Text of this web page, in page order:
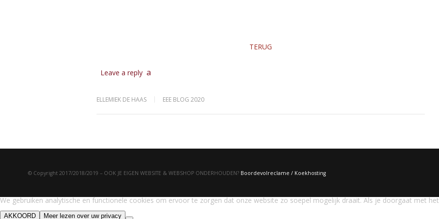
TERUG
Leave a reply
ELLEMIEK DE HAAS EEE BLOG 2020
© Copyright 2017/2018/2019 – OOK JE EIGEN WEBSITE & WEBSHOP ONDERHOUDEN? Boordevolreclame / Koekhosting
We gebruiken analytische en functionele cookies om ervoor te zorgen dat onze website zo soepel mogelijk draait. Als je doorgaat met
AKKOORD Meer lezen over uw privacy